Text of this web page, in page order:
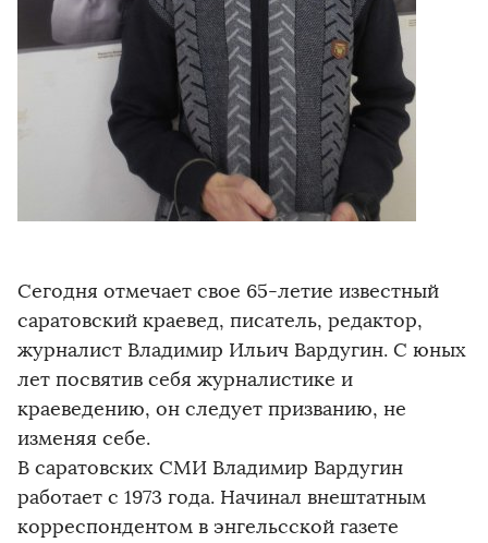
Сегодня отмечает свое 65-летие известный
саратовский краевед, писатель, редактор,
журналист Владимир Ильич Вардугин. С юных
лет посвятив себя журналистике и
краеведению, он следует призванию, не
изменяя себе.
В саратовских СМИ Владимир Вардугин
работает с 1973 года. Начинал внештатным
корреспондентом в энгельсской газете